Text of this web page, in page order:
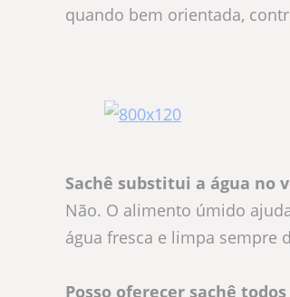
quando bem orientada,
Sachê substitui a água no
Não. O alimento úmido
água fresca e limpa sempre
Posso oferecer sachê todos